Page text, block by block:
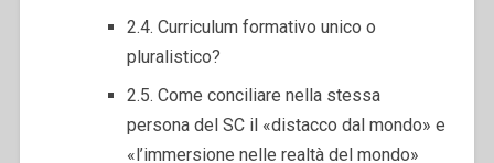
2.4. Curriculum formativo unico o
pluralistico?
2.5. Come conciliare nella stessa
persona del SC il «distacco dal mondo» e
«l’immersione nelle realtà del mondo»